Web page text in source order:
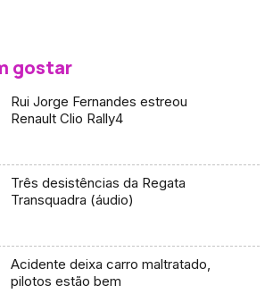
gostar
Rui Jorge Fernandes estreou
Renault Clio Rally4
Três desistências da Regata
Transquadra (áudio)
Acidente deixa carro maltratado,
pilotos estão bem